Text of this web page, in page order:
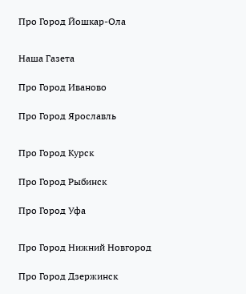
Про Город Йошкар-Ола
Наша Газета
Про Город Иваново
Про Город Ярославль
Про Город Курск
Про Город Рыбинск
Про Город Уфа
Про Город Нижний Новгород
Про Город Дзержинск